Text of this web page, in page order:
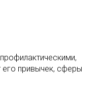
привычек, сферы